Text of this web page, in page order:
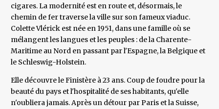
cigares. La modernité est en route et, désormais, le
chemin de fer traverse la ville sur son fameux viaduc.
Colette Vlérick est née en 1951, dans une famille où se
mélangent les langues et les peuples : de la Charente-
Maritime au Nord en passant par l'Espagne, la Belgique et
le Schleswig-Holstein.
Elle découvre le Finistère à 23 ans. Coup de foudre pour la
beauté du pays et l'hospitalité de ses habitants, qu'elle
n'oubliera jamais. Après un détour par Paris et la Suisse,